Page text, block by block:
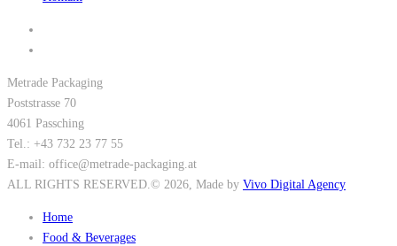
Metrade Packaging
Poststrasse 70
4061 Passching
Tel.: +43 732 23 77 55
E-mail: office@metrade-packaging.at
ALL RIGHTS RESERVED. © 2026 , Made by Vivo Digital Agency
Home
Food & Beverages